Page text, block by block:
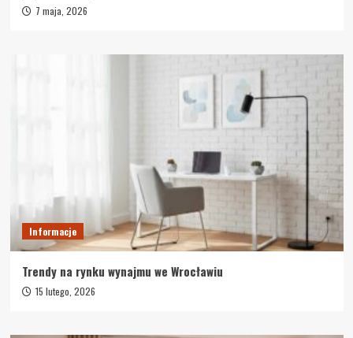
7 maja, 2026
Informacje
Trendy na rynku wynajmu we Wrocławiu
15 lutego, 2026